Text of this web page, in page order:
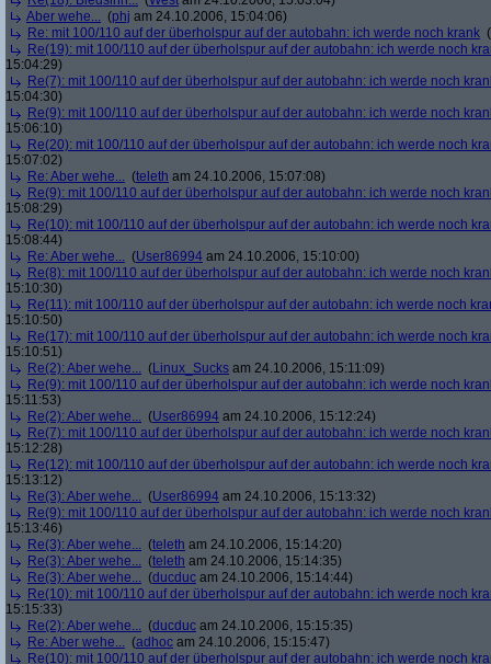
Aber wehe... (phj am 24.10.2006, 15:04:06)
Re: mit 100/110 auf der überholspur auf der autobahn: ich werde noch krank (
Re(19): mit 100/110 auf der überholspur auf der autobahn: ich werde noch
15:04:29)
Re(7): mit 100/110 auf der überholspur auf der autobahn: ich werde noch
15:04:30)
Re(9): mit 100/110 auf der überholspur auf der autobahn: ich werde noch
15:06:10)
Re(20): mit 100/110 auf der überholspur auf der autobahn: ich werde noch
15:07:02)
Re: Aber wehe... (teleth am 24.10.2006, 15:07:08)
Re(9): mit 100/110 auf der überholspur auf der autobahn: ich werde noch
15:08:29)
Re(10): mit 100/110 auf der überholspur auf der autobahn: ich werde noch
15:08:44)
Re: Aber wehe... (User86994 am 24.10.2006, 15:10:00)
Re(8): mit 100/110 auf der überholspur auf der autobahn: ich werde noch
15:10:30)
Re(11): mit 100/110 auf der überholspur auf der autobahn: ich werde noch
15:10:50)
Re(17): mit 100/110 auf der überholspur auf der autobahn: ich werde noch
15:10:51)
Re(2): Aber wehe... (Linux_Sucks am 24.10.2006, 15:11:09)
Re(9): mit 100/110 auf der überholspur auf der autobahn: ich werde noch
15:11:53)
Re(2): Aber wehe... (User86994 am 24.10.2006, 15:12:24)
Re(7): mit 100/110 auf der überholspur auf der autobahn: ich werde noch
15:12:28)
Re(12): mit 100/110 auf der überholspur auf der autobahn: ich werde noch
15:13:12)
Re(3): Aber wehe... (User86994 am 24.10.2006, 15:13:32)
Re(9): mit 100/110 auf der überholspur auf der autobahn: ich werde noch
15:13:46)
Re(3): Aber wehe... (teleth am 24.10.2006, 15:14:20)
Re(3): Aber wehe... (teleth am 24.10.2006, 15:14:35)
Re(3): Aber wehe... (ducduc am 24.10.2006, 15:14:44)
Re(10): mit 100/110 auf der überholspur auf der autobahn: ich werde noch
15:15:33)
Re(2): Aber wehe... (ducduc am 24.10.2006, 15:15:35)
Re: Aber wehe... (adhoc am 24.10.2006, 15:15:47)
Re(10): mit 100/110 auf der überholspur auf der autobahn: ich werde noch